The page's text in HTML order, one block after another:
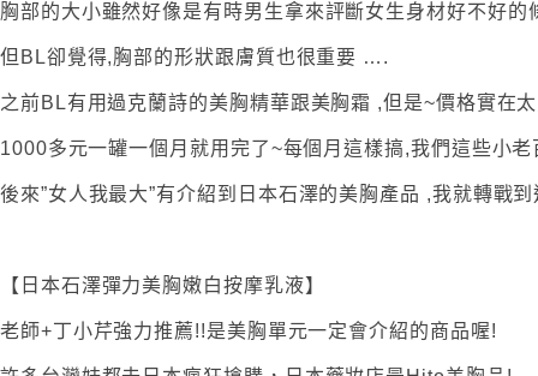
胸部的大小雖然好像是有時男生拿來評斷女生身材好不好的
但BL卻覺得,胸部的形狀跟膚質也很重要 ….
之前BL有用過克蘭詩的美胸精華跟美胸霜 ,但是~價格實在
1000多元一罐一個月就用完了~每個月這樣搞,我們這些小
後來”女人我最大”有介紹到日本石澤的美胸產品 ,我就轉戰
【日本石澤彈力美胸嫩白按摩乳液】
老師+丁小芹強力推薦!!是美胸單元一定會介紹的商品喔!